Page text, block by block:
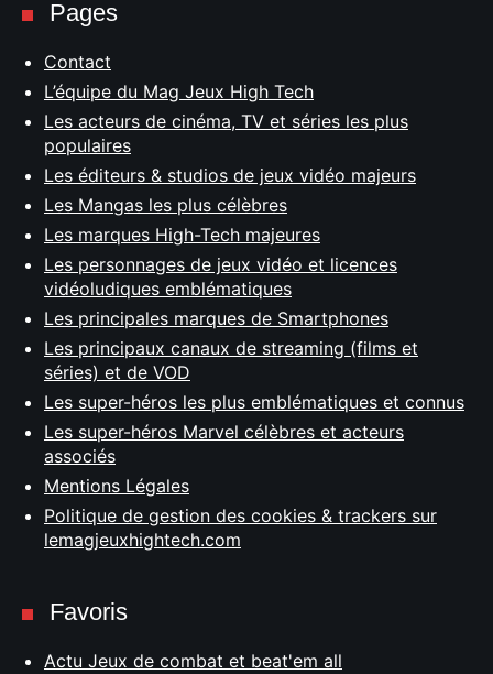
Pages
Contact
L’équipe du Mag Jeux High Tech
Les acteurs de cinéma, TV et séries les plus
populaires
Les éditeurs & studios de jeux vidéo majeurs
Les Mangas les plus célèbres
Les marques High-Tech majeures
Les personnages de jeux vidéo et licences
vidéoludiques emblématiques
Les principales marques de Smartphones
Les principaux canaux de streaming (films et
séries) et de VOD
Les super-héros les plus emblématiques et connus
Les super-héros Marvel célèbres et acteurs
associés
Mentions Légales
Politique de gestion des cookies & trackers sur
lemagjeuxhightech.com
Favoris
Actu Jeux de combat et beat'em all